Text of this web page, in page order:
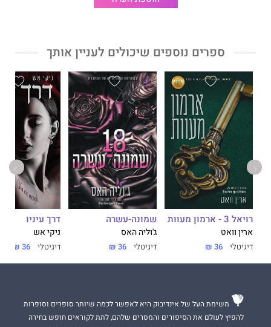
לעוד פיסה בערמת החרטות שלי.
ברגע שראיתי את קמדן על הבמה, הרגשתי את החשמל זורם ומשהו
בתוכי התעורר לחיים.
השיר הטרגי שלו על אהבה נכזבת היה וידוי שגרם לי להטיל ספק בכל
מה שידעתי.
חמש השנים שחלפו אולי שינו את מי שאנחנו – הוא הפך לכוכב רוק
פרוע ואני לאם יחידנית – אבל הרגשות שלי כלפיו חזקים יותר מאי
פעם.
המילים שלו גורמות להתאהבות להיראות דבר קל, אבל למדתי בדרך
הקשה שהחיים לא כל כך פשוטים כמו לכתוב שיר אהבה.
***
רוק סטאר ששורף את הבמות, מבעיר את לב המעריצות וחי את
הלילות ואת הסכנות, עד שהוא פוגש שוב את אהובתו מהעבר. בניגוד
ספרים נוספים שיכולים לעניין אותך
רויאל 3 - ארמון מעוות
ארין וואט
דיגיטלי 36 ₪
שמונה-עשרה
ג'וליה האס
דיגיטלי 36 ₪
דרך עיניו
ניקי אש
דיגיטלי 36 ₪
משימת העל של אינדיבוק היא לאפשר לכמה שיותר סופרים וסופרות
להפיץ לעולם את הסיפורים והמסרים שלהם, לתת לקוראים חופש בחירה